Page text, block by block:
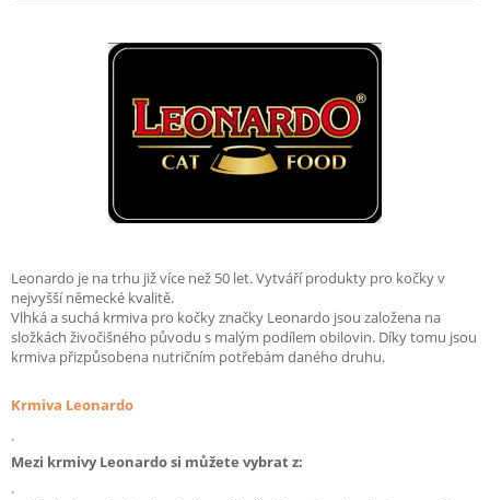
Leonardo je na trhu již více než 50 let. Vytváří produkty pro kočky v
nejvyšší německé kvalitě.
Vlhká a suchá krmiva pro kočky značky Leonardo jsou založena na
složkách živočišného původu s malým podílem obilovin. Díky tomu jsou
krmiva přizpůsobena nutričním potřebám daného druhu.
Krmiva Leonardo
.
Mezi krmivy Leonardo si můžete vybrat z:
.